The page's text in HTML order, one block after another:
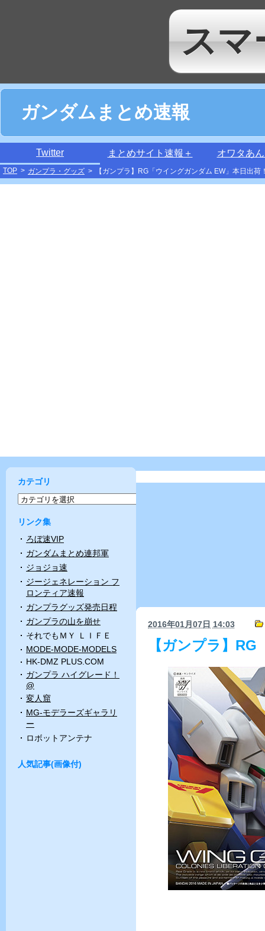
スマ
ガンダムまとめ速報
Twitter まとめサイト速報＋ オワタあ
TOP > ガンプラ・グッズ > 【ガンプラ】RG「ウイングガンダム EW」本日出荷
2016年01月07日 14:03
【ガンプラ】
カテゴリ
リンク集
ろぼ速VIP
ガンダムまとめ連邦軍
ジョジョ速
ジージェネレーション フ
ロンティア速報
ガンプラグッズ発売日程
ガンプラの山を崩せ
それでもＭＹ ＬＩＦＥ
MODE-MODE-MODELS
HK-DMZ PLUS.COM
ガンプラ ハイグレード！
@
変人窟
MG-モデラーズギャラリ
ー
ロボットアンテナ
人気記事(画像付)